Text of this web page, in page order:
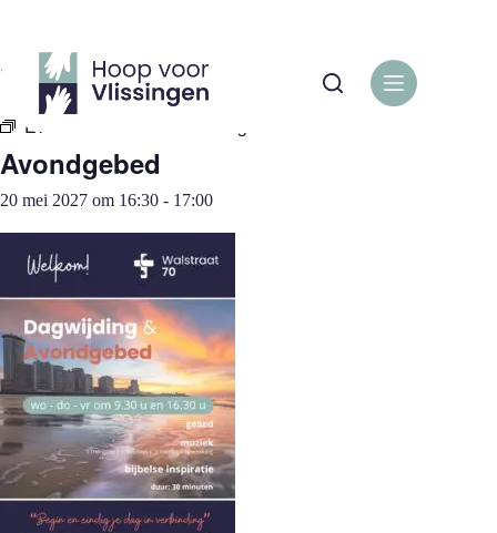
inhoud
« Alle Evenementen
Evenementenreeks:
Avondgebed
20 mei 2027 om 16:30 - 17:00